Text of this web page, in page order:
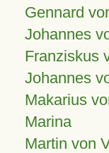
Gennard
Johannes
Franziskus
Johannes
Makarius
Marina
Martin von